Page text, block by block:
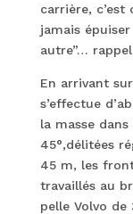
carrière,
jamais
autre”…
En arrivant
s’effectue
la masse
45°,délitées
45 m, les
travaillés au
pelle Volvo